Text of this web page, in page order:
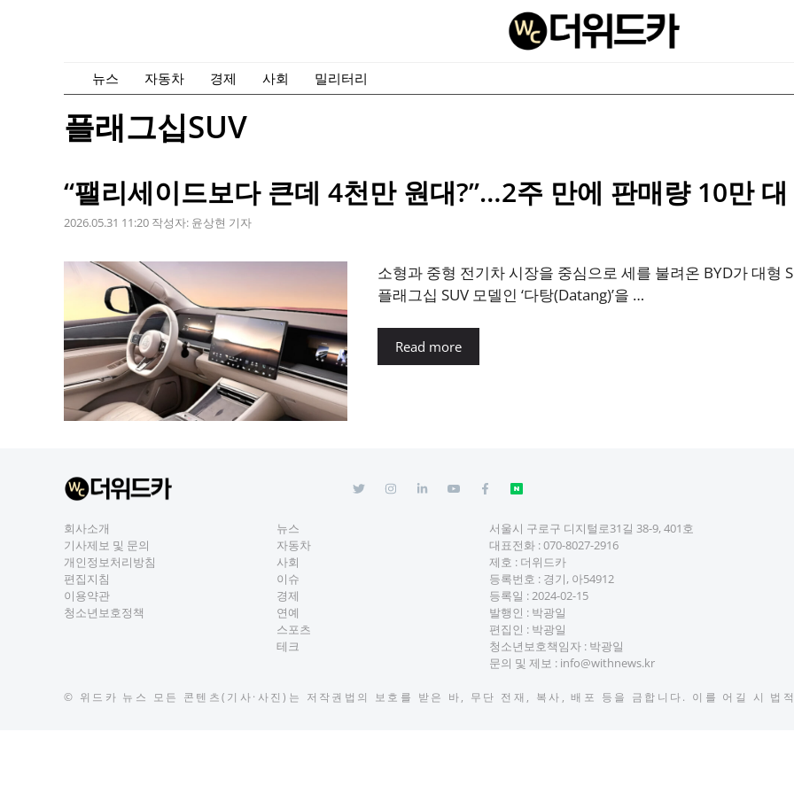
뉴스 자동차 경제 사회 밀리터리
플래그십SUV
“팰리세이드보다 큰데 4천만 원대?”…2주 만에 판매량 10만 대
2026.05.31 11:20 작성자: 윤상현 기자
소형과 중형 전기차 시장을 중심으로 세를 불려온 BYD가 대형
플래그십 SUV 모델인 ‘다탕(Datang)’을 …
Read more
회사소개
기사제보 및 문의
개인정보처리방침
편집지침
이용약관
청소년보호정책
뉴스
자동차
사회
이슈
경제
연예
스포츠
테크
서울시 구로구 디지털로31길 38-9, 401호
대표전화 :070-8027-2916
제호 : 더위드카
등록번호 : 경기, 아54912
등록일 : 2024-02-15
발행인 : 박광일
편집인 : 박광일
청소년보호책임자 : 박광일
문의 및 제보 : info@withnews.kr
© 위드카 뉴스 모든 콘텐츠(기사·사진)는 저작권법의 보호를 받은 바, 무단 전재, 복사, 배포 등을 금합니다. 이를 어길 시 법